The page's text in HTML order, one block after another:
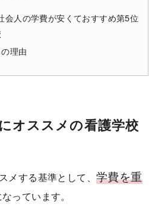
会人の学費が安くておすすめ第5位
理由
オススメの看護学校
メする基準として、 学費を重
っています。